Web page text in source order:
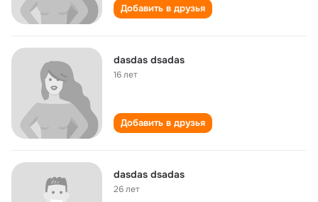
Добавить в друзья
dasdas dsadas
16 лет
Добавить в друзья
dasdas dsadas
26 лет